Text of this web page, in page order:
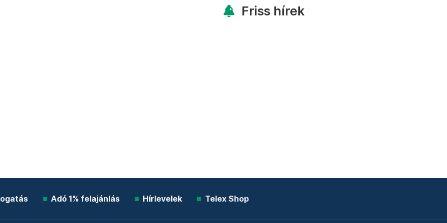
Friss hírek
Adó 1% felajánlás Hírlevelek Telex Shop